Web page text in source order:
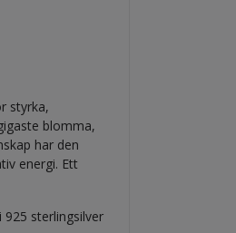
styrka,
blomma,
har den
energi. Ett
sterlingsilver